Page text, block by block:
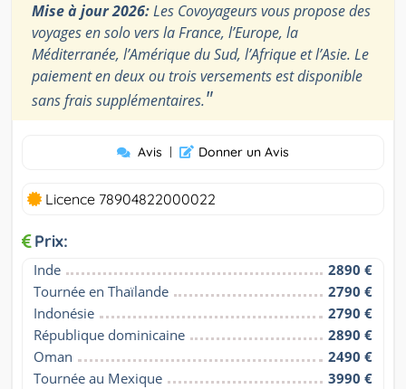
Mise à jour 2026:Les Covoyageurs vous propose des
voyages en solo vers la France, l’Europe, la
Méditerranée, l’Amérique du Sud, l’Afrique et l’Asie. Le
paiement en deux ou trois versements est disponible
sans frais supplémentaires."
Avis | Donner un Avis
Licence 78904822000022
Prix:
Inde
2890 €
Tournée en Thaïlande
2790 €
Indonésie
2790 €
République dominicaine
2890 €
Oman
2490 €
Tournée au Mexique
3990 €